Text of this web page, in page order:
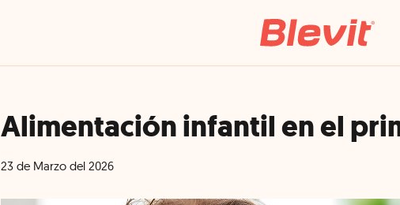
Alimentación infantil en el
23 de Marzo del 2026